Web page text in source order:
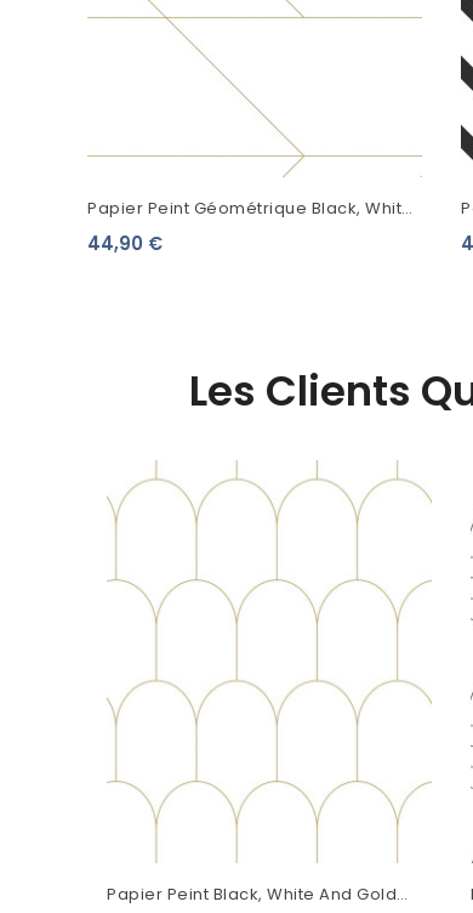
Papier Peint Géométrique Black, White
And Gold Esta Home Lignes
44,90 €
Les Clients
Papier Peint Black, White And Gold